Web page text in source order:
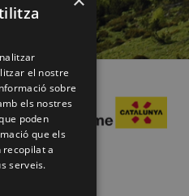
el nostre
sobre
els nostres
poden
que els
recopilat a
serveis.